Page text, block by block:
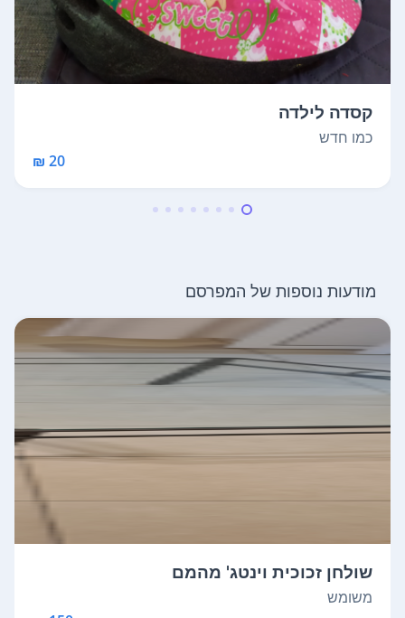
קסדה לילדה
כמו חדש
20 ₪
מודעות נוספות של המפרסם
שולחן זכוכית וינטג' מהמם
משומש